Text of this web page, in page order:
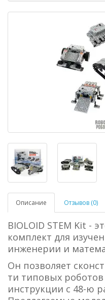
Описание Отзывов (0)
BIOLOID STEM Kit -
комплект для
инженерии и
Он позволяет
ти типовых
инструкции с 48-ю